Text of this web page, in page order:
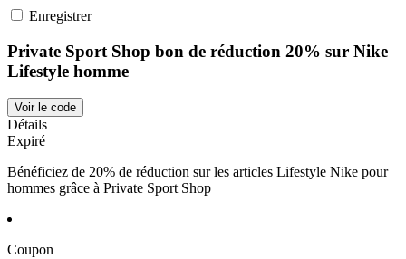
Enregistrer
Private Sport Shop bon de réduction 20% sur Nike
Lifestyle homme
Voir le code
Détails
Expiré
Bénéficiez de 20% de réduction sur les articles Lifestyle Nike pour
hommes grâce à Private Sport Shop
Coupon